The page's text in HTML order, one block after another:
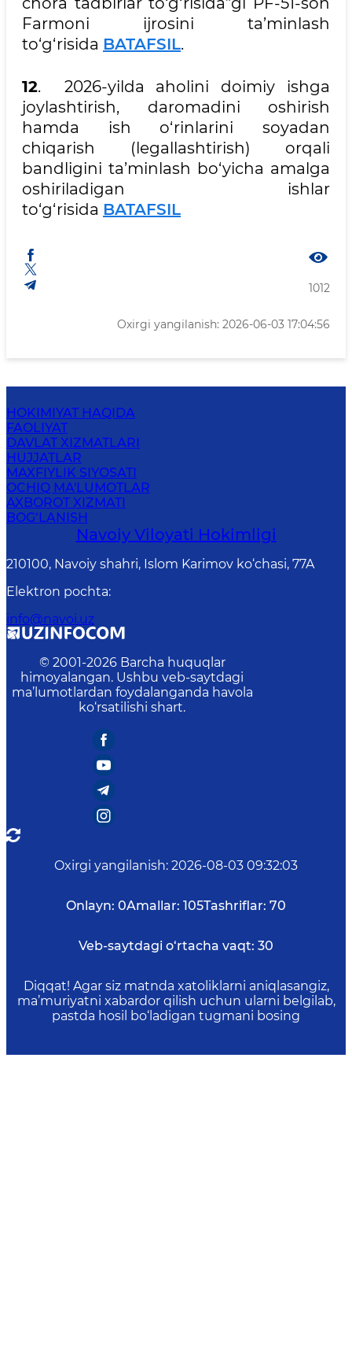
Farmoni ijrosini ta’minlash
to‘g‘risidа BATAFSIL.
12. 2026-yilda aholini doimiy ishga
joylashtirish, daromadini oshirish
hamda ish o‘rinlarini soyadan
chiqarish (legallashtirish) orqali
bandligini ta’minlash bo‘yicha amalga
oshiriladigan ishlar
to‘g‘risida BATAFSIL
1012
Oxirgi yangilanish: 2026-06-03 17:04:56
HOKIMIYAT HAQIDA
FAOLIYAT
DAVLAT XIZMATLARI
HUJJATLAR
MAXFIYLIK SIYOSATI
OCHIQ MA'LUMOTLAR
AXBOROT XIZMATI
BOG‘LANISH
Navoiy Vilоyati Hоkimligi
210100, Nаvоiy shаhri, Islom Karimov ko‘chаsi, 77A
Elektron pochta:
info@navoi.uz
© 2001-2026 Barcha huquqlar
himoyalangan. Ushbu veb-saytdagi
ma’lumotlardan foydalanganda havola
ko‘rsatilishi shart.
Oxirgi yangilanish: 2026-08-03 09:32:03
Onlayn: 0Amallar: 105Tashriflar: 70
Veb-saytdagi o‘rtacha vaqt: 30
Diqqat! Agar siz matnda xatoliklarni aniqlasangiz,
ma’muriyatni xabardor qilish uchun ularni belgilab,
pastda hosil bo‘ladigan tugmani bosing